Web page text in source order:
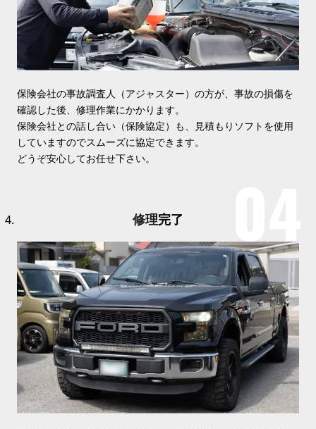
保険会社の事故調査人（アジャスター）の方が、事故の損傷を
確認した後、修理作業にかかります。
保険会社との話し合い（保険協定）も、見積もりソフトを使用
していますのでスムーズに協定できます。
どうぞ安心してお任せ下さい。
修理完了